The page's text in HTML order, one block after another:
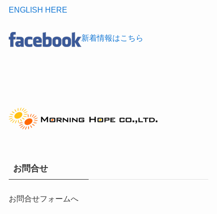
ENGLISH HERE
新着情報はこちら
お問合せ
お問合せフォームへ